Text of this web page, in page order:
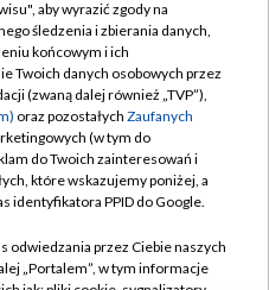
TVP
zgody
aby wyrazić zgody na
śledzenia i zbierania danych,
końcowym i ich
Twoich danych osobowych przez
(zwaną dalej również „TVP”),
oraz pozostałych Zaufanych
(w tym do
do Twoich zainteresowań i
które wskazujemy poniżej, a
identyfikatora PPID do Google.
odwiedzania przez Ciebie naszych
„Portalem”, w tym informacje